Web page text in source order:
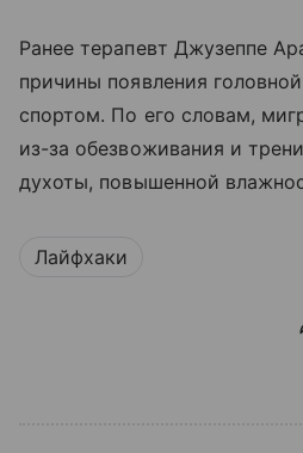
Ранее терапевт Джузеппе
причины появления
спортом. По его словам,
из-за обезвоживания и
духоты, повышенной
Лайфхаки